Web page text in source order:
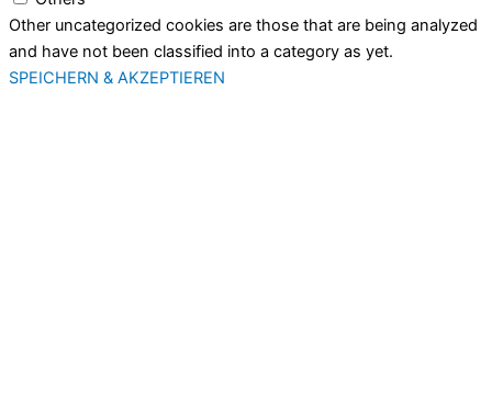
Other uncategorized cookies are those that are being analyzed
and have not been classified into a category as yet.
SPEICHERN & AKZEPTIEREN